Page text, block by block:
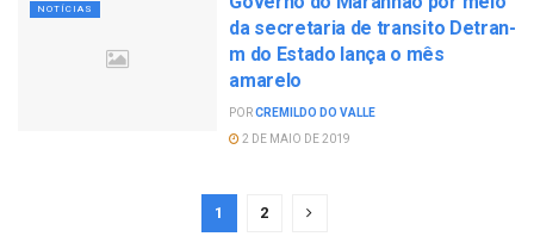
NOTÍCIAS
da secretaria de transito Detran-
m do Estado lança o mês
amarelo
PORCREMILDO DO VALLE
2 DE MAIO DE 2019
1 2